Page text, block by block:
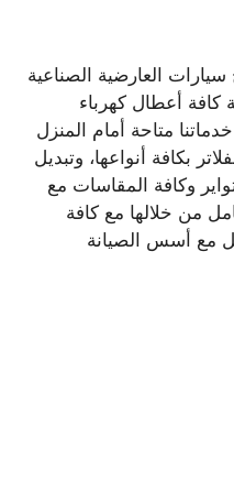
العارضية الصناعية
كافة أعطال كهرباء
متاحة أمام المنزل
بكافة أنواعها، وتبديل
وكافة المقاسات مع
العارضية الصناعية على مدار 24 ساعة ونتعامل من خلالها مع كافة
مع أسس الصيانة